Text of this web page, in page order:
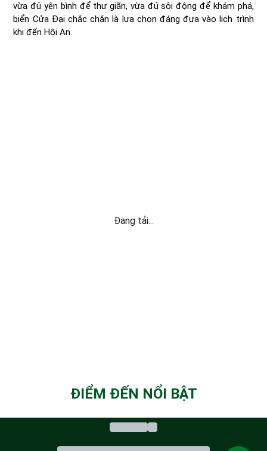
vừa đủ yên bình để thư giãn, vừa đủ sôi động để khám phá,
biển Cửa Đại chắc chắn là lựa chọn đáng đưa vào lịch trình
khi đến Hội An.
Đang tải...
ĐIỂM ĐẾN NỔI BẬT